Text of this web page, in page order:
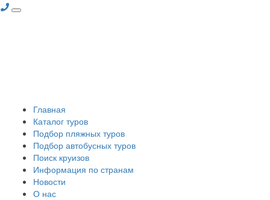
Главная
Каталог туров
Подбор пляжных туров
Подбор автобусных туров
Поиск круизов
Информация по странам
Новости
О нас